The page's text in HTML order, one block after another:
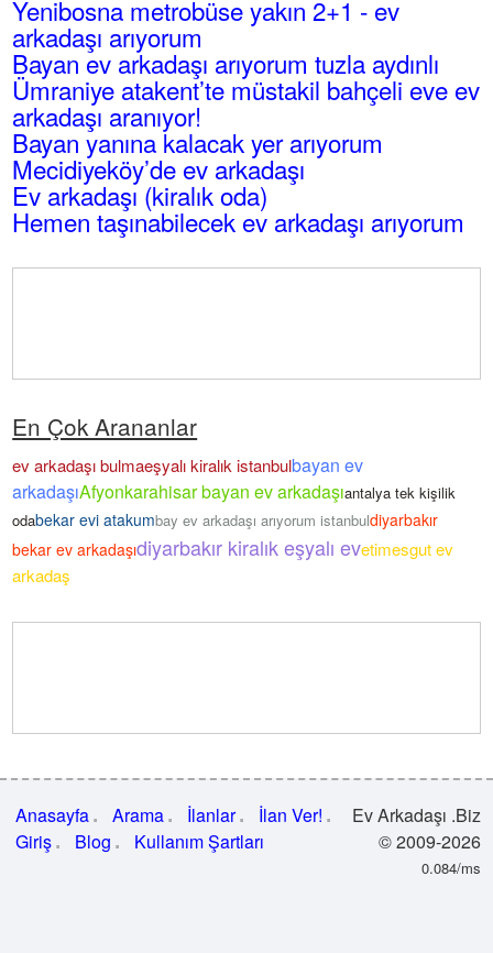
Yenibosna metrobüse yakın 2+1 - ev
arkadaşı arıyorum
Bayan ev arkadaşı arıyorum tuzla aydınlı
Ümraniye atakent’te müstakil bahçeli eve ev
arkadaşı aranıyor!
Bayan yanına kalacak yer arıyorum
Mecidiyeköy’de ev arkadaşı
Ev arkadaşı (kiralık oda)
Hemen taşınabilecek ev arkadaşı arıyorum
En Çok Arananlar
ev arkadaşı bulmaeşyalı kiralık istanbulbayan ev
arkadaşıAfyonkarahisar bayan ev arkadaşıantalya tek kişilik
odabekar evi atakumbay ev arkadaşı arıyorum istanbuldiyarbakır
bekar ev arkadaşıdiyarbakır kiralık eşyalı evetimesgut ev
arkadaş
Anasayfa Arama İlanlar
İlan Ver!
Giriş
Blog Kullanım Şartları
Ev Arkadaşı .Biz
© 2009-2026
0.084/ms